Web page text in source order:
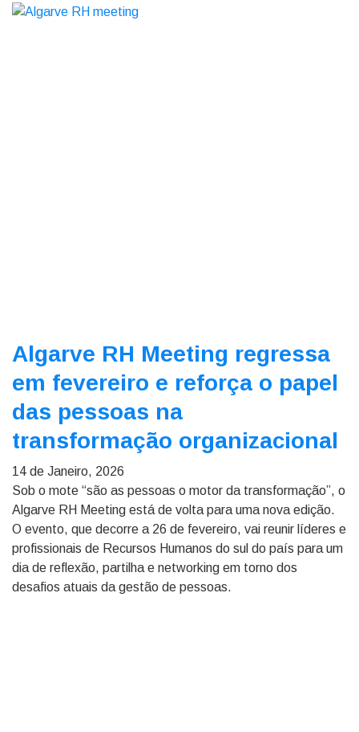
Algarve RH Meeting regressa
em fevereiro e reforça o papel
das pessoas na
transformação organizacional
14 de Janeiro, 2026
Sob o mote “são as pessoas o motor da transformação”, o
Algarve RH Meeting está de volta para uma nova edição.
O evento, que decorre a 26 de fevereiro, vai reunir líderes e
profissionais de Recursos Humanos do sul do país para um
dia de reflexão, partilha e networking em torno dos
desafios atuais da gestão de pessoas.